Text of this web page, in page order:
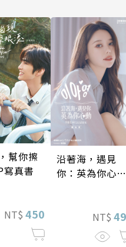
幫你擦
寫真書
NT$ 450
沿著海，遇見
你：英為你心動
NT$